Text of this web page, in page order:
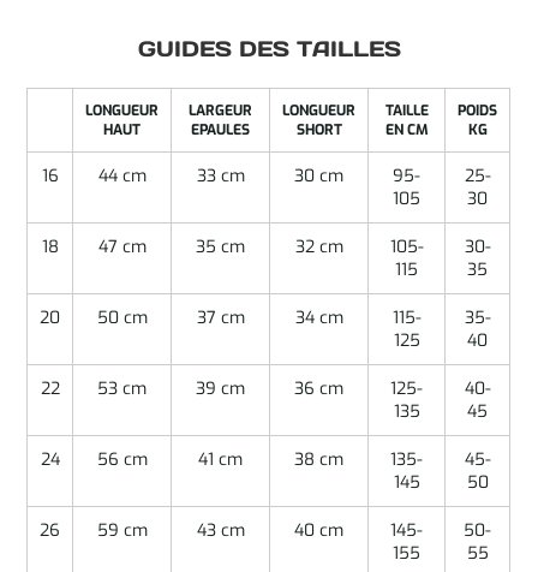
GUIDES DES TAILLES
LONGUEUR
HAUT
LARGEUR
EPAULES
LONGUEUR
SHORT
TAILLE
EN CM
POIDS
KG
16 44 cm 33 cm 30 cm
95-
105
25-
30
18 47 cm 35 cm 32 cm
105-
115
30-
35
20 50 cm 37 cm 34 cm
115-
125
35-
40
22 53 cm 39 cm 36 cm
125-
135
40-
45
24 56 cm 41 cm 38 cm
135-
145
45-
50
26 59 cm 43 cm 40 cm
145-
155
50-
55